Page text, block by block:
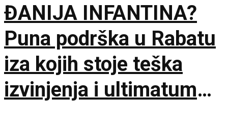
ĐANIJA INFANTINA?
Puna podrška u Rabatu
iza kojih stoje teška
izvinjenja i ultimatum